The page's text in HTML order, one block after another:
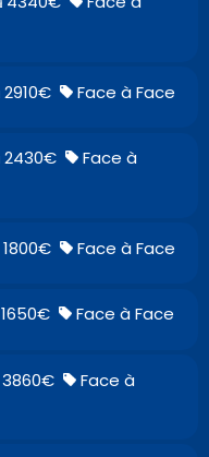
2910€ Face à Face
2430€
Face à
1800€ Face à Face
1650€ Face à Face
3860€
Face à